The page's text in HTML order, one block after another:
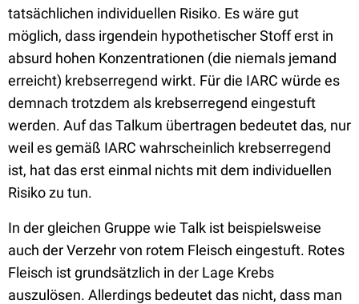
tatsächlichen individuellen Risiko. Es wäre gut
möglich, dass irgendein hypothetischer Stoff erst in
absurd hohen Konzentrationen (die niemals jemand
erreicht) krebserregend wirkt. Für die IARC würde es
demnach trotzdem als krebserregend eingestuft
werden. Auf das Talkum übertragen bedeutet das, nur
weil es gemäß IARC wahrscheinlich krebserregend
ist, hat das erst einmal nichts mit dem individuellen
Risiko zu tun.
In der gleichen Gruppe wie Talk ist beispielsweise
auch der Verzehr von rotem Fleisch eingestuft. Rotes
Fleisch ist grundsätzlich in der Lage Krebs
auszulösen. Allerdings bedeutet das nicht, dass man